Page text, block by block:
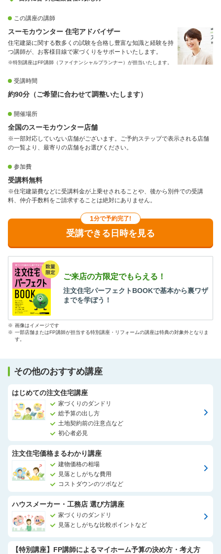
この講座の講師
スーモカウンター 住宅アドバイザー
住宅建築に関する数多くの試験を合格し豊富な知識と経験を持
つ講師が、お客様目線で家づくりをサポートいたします。
※特別講座はFP講師（ファイナンシャルプランナー）が担当いたします。
受講時間
約90分（ご希望に合わせて調整いたします）
開催場所
全国のスーモカウンター店舗
※一部対応していない店舗がございます。ご予約ステップで表示される店舗
の一覧より、最寄りの店舗をお選びください。
参加費
受講料無料
※住宅建築費などに受講料金が上乗せされることや、後から別件での受講
料、仲介手数料をご請求することは絶対にありません。
1分で予約完了!
受講できる日時を見る
ご来店の方限定でもらえる！
注文住宅パーフェクトBOOKで基本から裏ワザ
までを学ぼう！
※ 画像はイメージです
※ 一部店舗またはFP講師が担当する特別講座・リフォームの講座は特典の対象外となりま
す。
その他のおすすめ講座
はじめての注文住宅講座
家づくりのダンドリ
総予算の出し方
土地契約前の注意点など
初心者必見
注文住宅価格まるわかり講座
建物価格の相場
見落としがちな費用
コストダウンのツボなど
ハウスメーカー・工務店 選び方講座
家づくりのダンドリ
見落としがちな比較ポイントなど
【特別講座】FP講師によるマイホーム予算の決め方・考え方